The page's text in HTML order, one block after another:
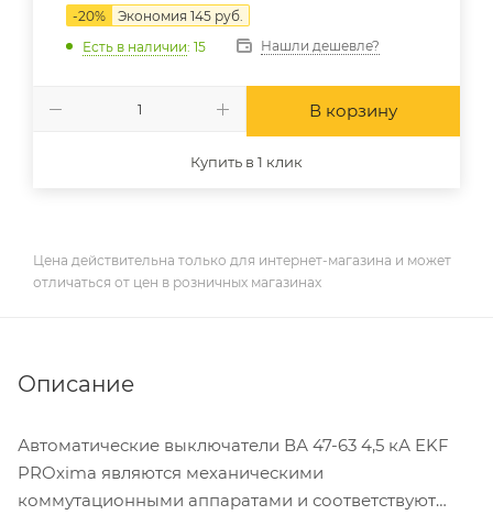
-20% Экономия 145 руб.
Есть в наличии: 15 Нашли дешевле?
В корзину
Купить в 1 клик
Цена действительна только для интернет-магазина и может
отличаться от цен в розничных магазинах
Описание
Автоматические выключатели ВА 47-63 4,5 кА EKF
PROxima являются механическими
коммутационными аппаратами и соответствуют